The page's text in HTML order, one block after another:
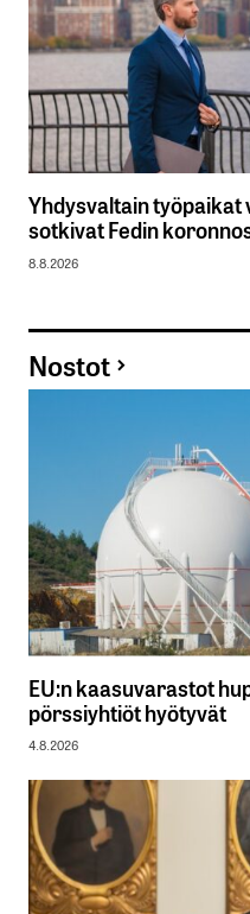
Yhdysvaltain työpaikat
sotkivat Fedin
8.8.2026
Nostot
EU:n kaasuvarastot
pörssiyhtiöt hyötyvät
4.8.2026